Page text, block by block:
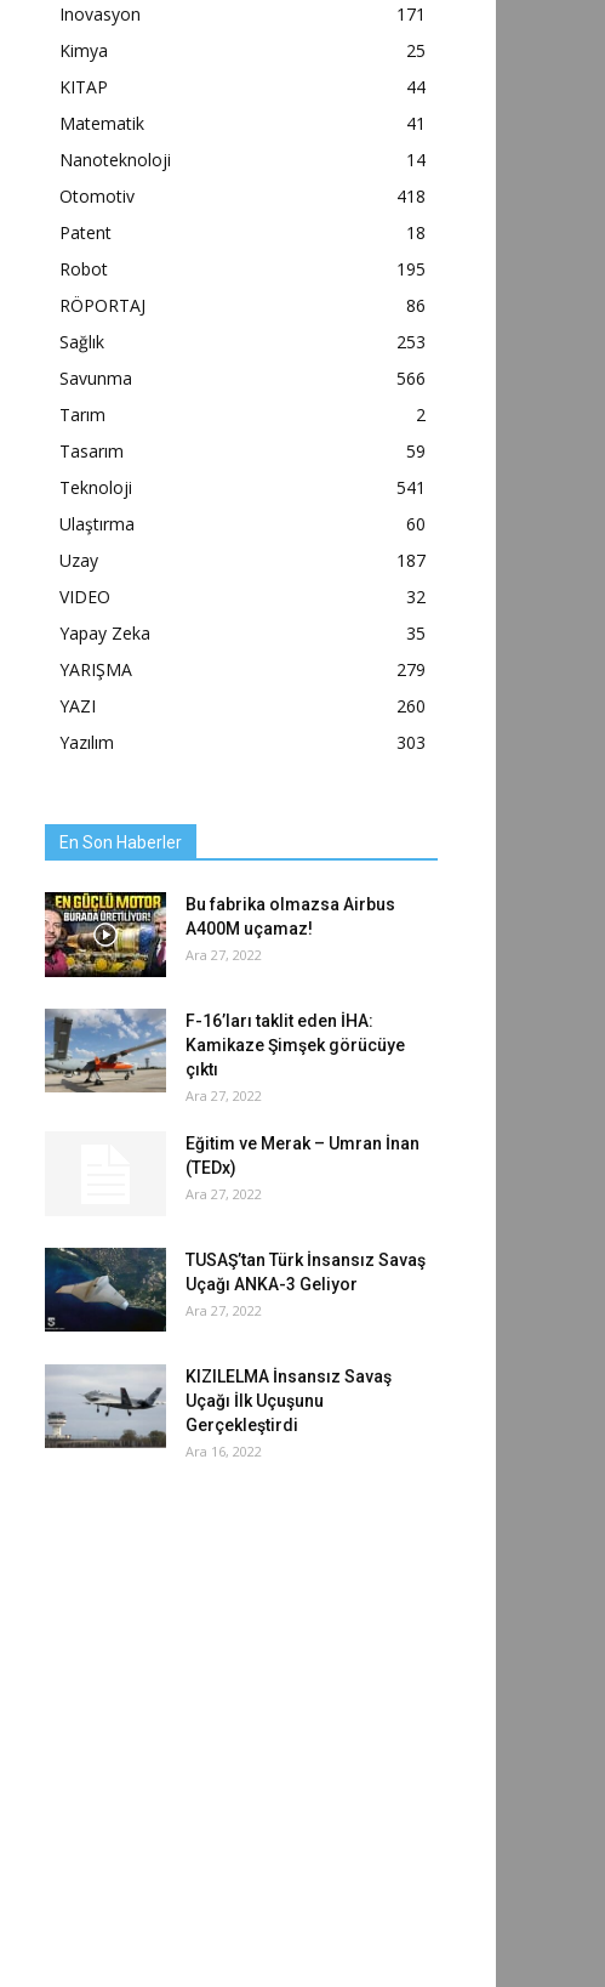
Inovasyon
171
Kimya
25
KITAP
44
Matematik
41
Nanoteknoloji
14
Otomotiv
418
Patent
18
Robot
195
RÖPORTAJ
86
Sağlık
253
Savunma
566
Tarım
2
Tasarım
59
Teknoloji
541
Ulaştırma
60
Uzay
187
VIDEO
32
Yapay Zeka
35
YARIŞMA
279
YAZI
260
Yazılım
303
En Son Haberler
Bu fabrika olmazsa Airbus
A400M uçamaz!
Ara 27, 2022
F-16’ları taklit eden İHA:
Kamikaze Şimşek görücüye
çıktı
Ara 27, 2022
Eğitim ve Merak – Umran İnan
(TEDx)
Ara 27, 2022
TUSAŞ’tan Türk İnsansız Savaş
Uçağı ANKA-3 Geliyor
Ara 27, 2022
KIZILELMA İnsansız Savaş
Uçağı İlk Uçuşunu
Gerçekleştirdi
Ara 16, 2022